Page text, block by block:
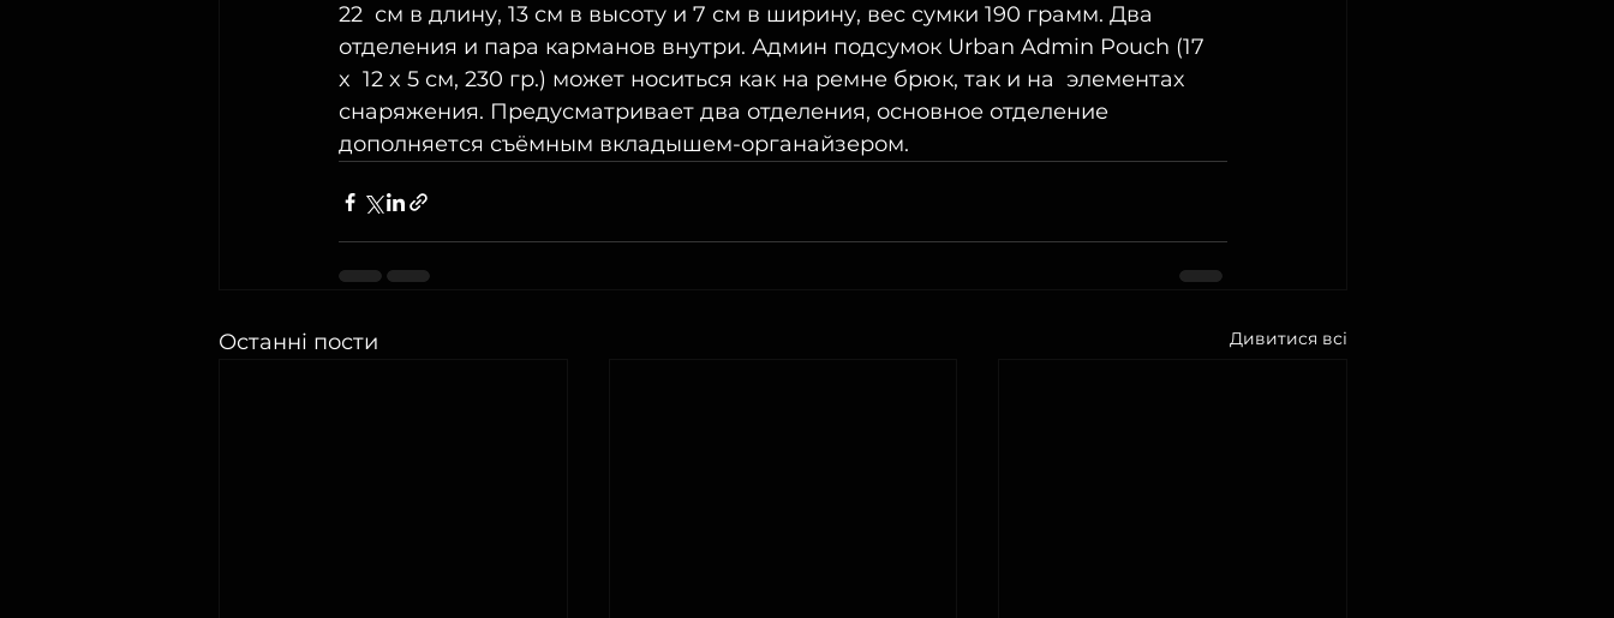
22  см в длину, 13 см в высоту и 7 см в ширину, вес сумки 190 грамм. Два
отделения и пара карманов внутри. Админ подсумок Urban Admin Pouch (17
x  12 x 5 см, 230 гр.) может носиться как на ремне брюк, так и на  элементах
снаряжения. Предусматривает два отделения, основное отделение
дополняется съёмным вкладышем-органайзером.
Останні пости Дивитися всі